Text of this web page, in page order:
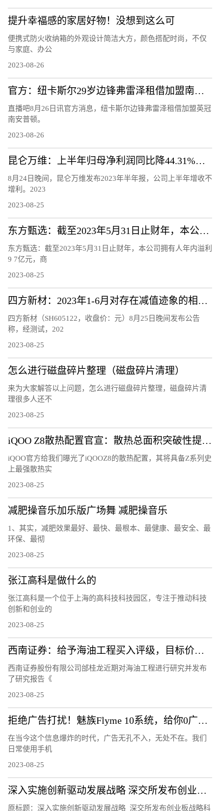
提升幸福感的家居好物！没想到这么可
便携式防火收纳箱的外观设计简洁大方，颜色搭配时尚，不仅
与家庭、办公
2023-08-26
官方：纽卡斯尔29岁边锋弗雷泽租借加盟南安普顿
直播吧8月26日讯官方消息，纽卡斯尔边锋弗雷泽租借加盟英冠
南安普顿。
2023-08-26
昆仑万维：上半年归母净利润同比降44.31%，股价年内翻番
8月24日晚间，昆仑万维发布2023年半年报，公司上半年增收不
增利。2023
2023-08-25
东方甄选：截至2023年5月31日止财年，本公司拥有人年内溢利9.7亿元，商品交易总额100亿元
东方甄选：截至2023年5月31日止财年，本公司拥有人年内溢利
9 7亿元，商
2023-08-25
四方新材：2023年1-6月对存在减值迹象的相关资产计提减值准备3027.15万元
四方新材（SH605122，收盘价：元）8月25日晚间发布公告
称，经测试，202
2023-08-25
怎么进行磁盘碎片整理（磁盘碎片清理）
来为大家解答以上问题，怎么进行磁盘碎片整理，磁盘碎片清
理很多人还不
2023-08-25
iQOO Z8散热配置官宣：散热总面积突破性提升25%
iQOO官方给我们曝光了iQOOZ8的散热配置，其将具备Z系列史
上最强散热实
2023-08-25
减肥操音乐加乐版广场舞 减肥操音乐
1、其实，减肥效果最好、最快、最根本、最健康、最安全、最
环保、最彻
2023-08-25
张江高科是做什么的
张江高科是一个位于上海的高科技科技园区，专注于推动科技
创新和创业的
2023-08-25
西南证券：给予海油工程买入评级，目标价位9.3元
西南证券股份有限公司邰桂龙近期对海油工程进行研究并发布
了研究报告《
2023-08-25
拒绝广告打扰！魅族Flyme 10系统，给你0广告的清爽体验！
在当今这个信息爆炸的时代，广告无孔不入，无处不在。我们
日常使用手机
2023-08-25
深入实施创新驱动发展战略 深交所发布创业板战略科技指数
原标题：深入实施创新驱动发展战略 深交所发布创业板战略科